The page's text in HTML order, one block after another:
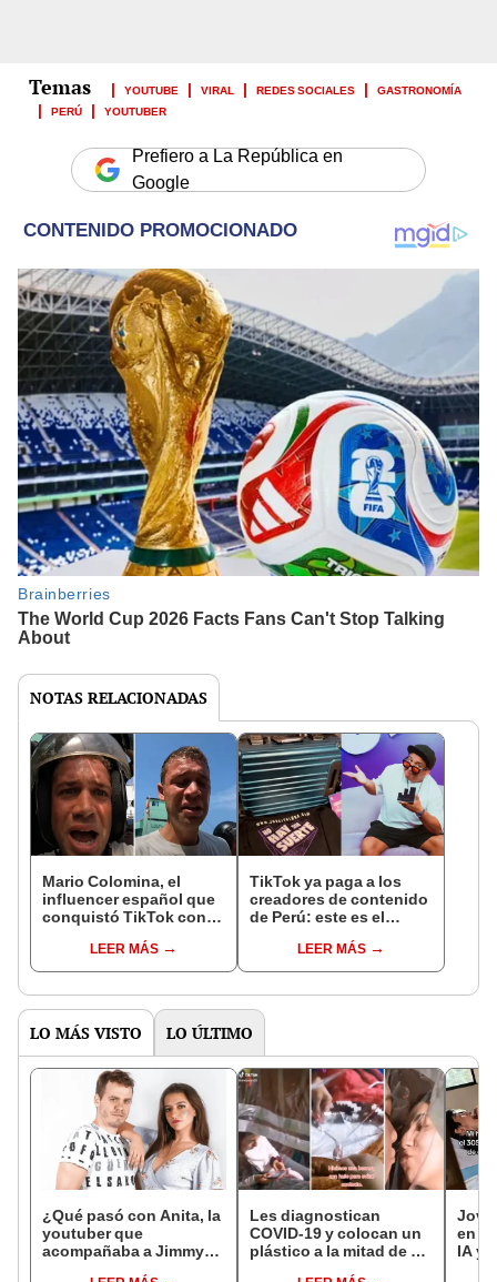
YOUTUBE VIRAL REDES SOCIALES
GASTRONOMÍA
PERÚ
YOUTUBER
Prefiero a La República en
Google
NOTAS RELACIONADAS
Mario Colomina, el
influencer español que
conquistó TikTok con
"Mi amor nació por la
gastronomía"
LEER MÁS
TikTok ya paga a los
creadores de contenido
de Perú: este es el
llegar a cobrar por 1.000
vistas
LEER MÁS
LO MÁS VISTO LO ÚLTIMO
¿Qué pasó con Anita, la
youtuber que
acompañaba a Jimmy
Les diagnostican
COVID-19 y colocan un
plástico a la mitad de su
en
IA y